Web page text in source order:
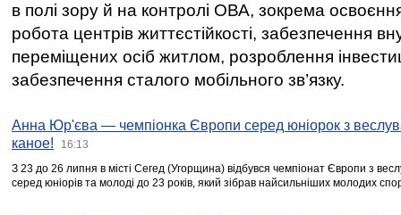
в полі зору й на контролі ОВА, зокрема освоєння
робота центрів життєстійкості, забезпечення
переміщених осіб житлом, розроблення
забезпечення сталого мобільного зв’язку.
Анна Юр'єва — чемпіонка Європи серед юніорок з
каное!
16:13
З 23 до 26 липня в місті Сегед (Угорщина) відбувся чемпіонат Європи з
серед юніорів та молоді до 23 років, який зібрав найсильніших молодих